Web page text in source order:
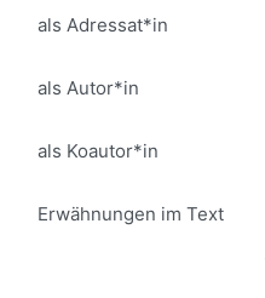
als Adressat*in
als Autor*in
als Koautor*in
Erwähnungen im Text